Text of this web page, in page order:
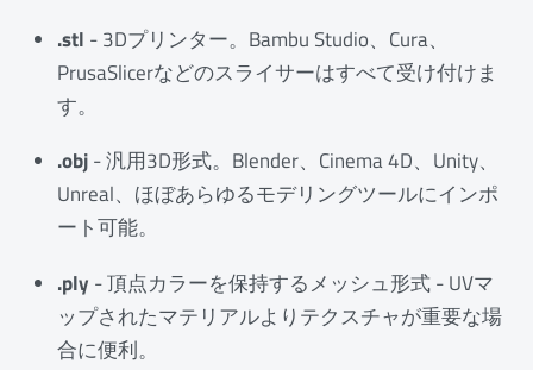
.stl - 3Dプリンター。Bambu Studio、Cura、
PrusaSlicerなどのスライサーはすべて受け付けま
す。
.obj- 汎用3D形式。Blender、Cinema 4D、Unity、
Unreal、ほぼあらゆるモデリングツールにインポ
ート可能。
.ply - 頂点カラーを保持するメッシュ形式 - UVマ
ップされたマテリアルよりテクスチャが重要な場
合に便利。